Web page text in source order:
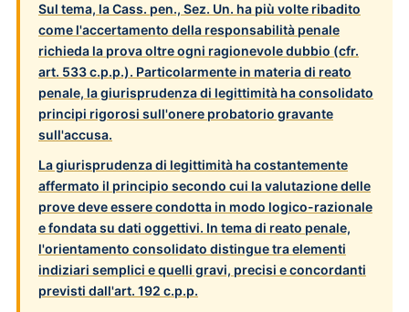
Sul tema, laCass. pen., Sez. Un. ha più volte ribadito
come l'accertamento della responsabilità penale
richieda la prova oltre ogni ragionevole dubbio (cfr.
art. 533 c.p.p.). Particolarmente in materia di reato
penale, la giurisprudenza di legittimità ha consolidato
principi rigorosi sull'onere probatorio gravante
sull'accusa.
La giurisprudenza di legittimità ha costantemente
affermato il principio secondo cui la valutazione delle
prove deve essere condotta in modo logico-razionale
e fondata su dati oggettivi. In tema di reato penale,
l'orientamento consolidato distingue tra elementi
indiziari semplici e quelli gravi, precisi e concordanti
previsti dall'art. 192 c.p.p.